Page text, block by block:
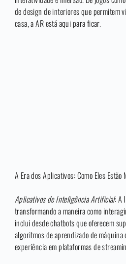
de design de interiores que permitem
casa, a AR está aqui para ficar.
A Era dos Aplicativos: Como Eles
Aplicativos de Inteligência Artificial: A
transformando a maneira como
inclui desde chatbots que oferecem
algoritmos de aprendizado de máquina
experiência em plataformas de